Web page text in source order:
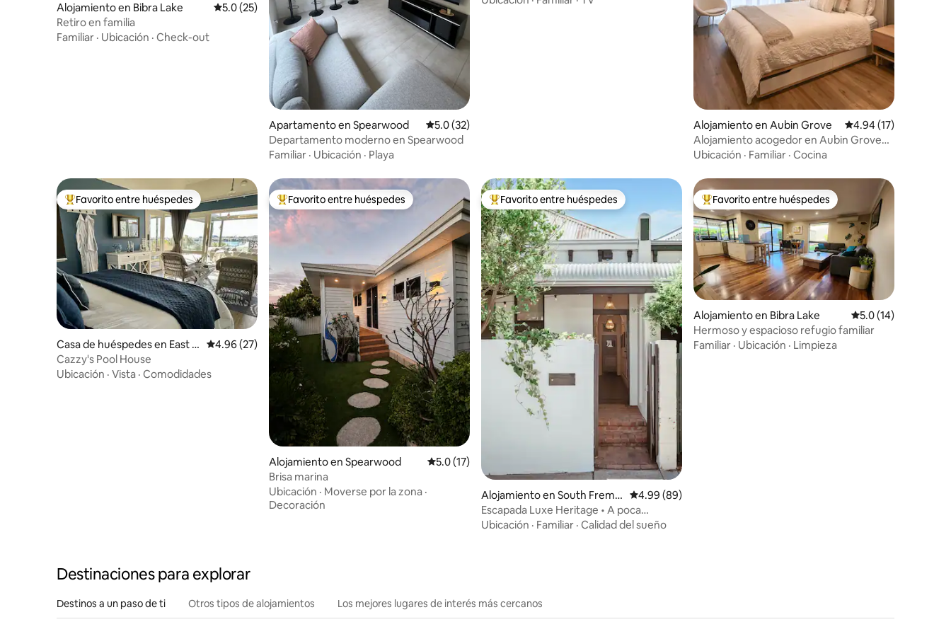
Alojamiento en Bibra Lake Calificación promedio: 5.0 de 5, 25 reseñas
5.0 (25)
Retiro en familia
Familiar · Ubicación · Check-out
Apartamento en Spearwood Calificación promedio: 5.0 de 5, 32 reseñas
5.0 (32)
Departamento moderno en Spearwood
Familiar · Ubicación · Playa
Alojamiento en Aubin Grove Calificación
4.94 (17)
Alojamiento acogedor en Aubin Grove
cerca de la estación, tiendas y parques
Ubicación · Familiar · Cocina
Favorito entre huéspedes preferido
Favorito entre huéspedes
Casa de huéspedes en East F
remantle
Calificación promedio: 4.96 de 5, 27 reseñas
4.96 (27)
Cazzy's Pool House
Ubicación · Vista · Comodidades
Favorito entre huéspedes preferido
Favorito entre huéspedes
Alojamiento en Spearwood Calificación promedio: 5.0 de 5, 17 reseñas
5.0 (17)
Brisa marina
Ubicación · Moverse por la zona ·
Decoración
Favorito entre huéspedes preferido
Favorito entre huéspedes
Alojamiento en South Frema
ntle
Calificación promedio: 4.99 de 5, 89 reseñas
4.99 (89)
Escapada Luxe Heritage • A poca
distancia a pie de la playa • Chimenea
Ubicación · Familiar · Calidad del sueño
Favorito entre huéspedes preferido
Favorito entre huéspedes
Alojamiento en Bibra Lake Calificación
5.0 (14)
Hermoso y espacioso refugio familiar
Familiar · Ubicación · Limpieza
Destinaciones para explorar
Destinos a un paso de ti Otros tipos de alojamientos Los mejores lugares de interés más cercanos